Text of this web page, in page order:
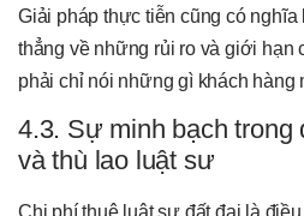
Giải pháp thực tiễn cũng có
thẳng về những rủi ro và giới hạn
phải chỉ nói những gì khách hàng
4.3. Sự minh bạch trong
và thù lao luật sư